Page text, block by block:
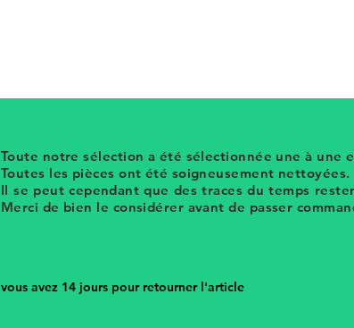
Toute notre sélection a été sélectionnée une à
Toutes les pièces ont été soigneusement nettoyées.
Il se peut cependant que des traces du temps
Merci de bien le considérer avant de passer
vous avez 14 jours pour retourner l'article